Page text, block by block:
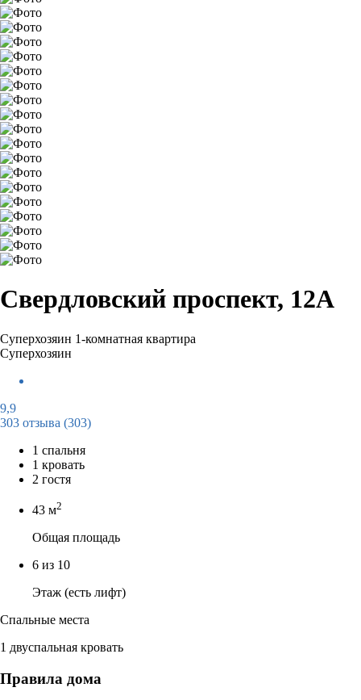
Свердловский проспект, 12А
Суперхозяин 1-комнатная квартира
Суперхозяин
9,9
303 отзыва (303)
1 спальня
1 кровать
2 гостя
43 м2
Общая площадь
6 из 10
Этаж (есть лифт)
Спальные места
1 двуспальная кровать
Правила дома